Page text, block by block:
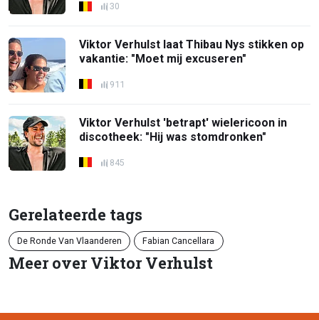
30
Viktor Verhulst laat Thibau Nys stikken op
vakantie: "Moet mij excuseren"
911
Viktor Verhulst 'betrapt' wielericoon in
discotheek: "Hij was stomdronken"
845
Gerelateerde tags
De Ronde Van Vlaanderen Fabian Cancellara
Meer over Viktor Verhulst